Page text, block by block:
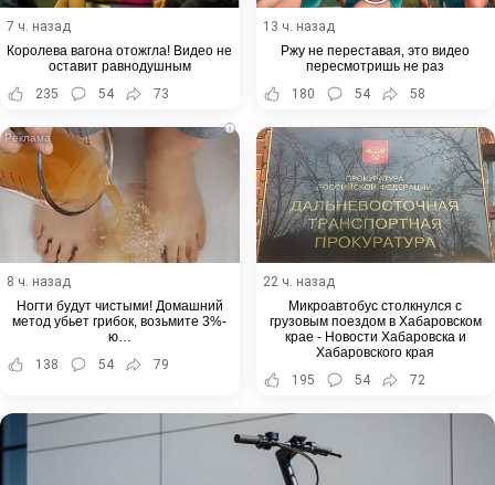
7 ч. назад
Королева вагона отожгла! Видео не
оставит равнодушным
235
54 73
13 ч. назад
Ржу не переставая, это видео
пересмотришь не раз
180
54 58
i
8 ч. назад
Ногти будут чистыми! Домашний
метод убьет грибок, возьмите 3%-
ю…
138
54 79
22 ч. назад
Микроавтобус столкнулся с
грузовым поездом в Хабаровском
крае - Новости Хабаровска и
Хабаровского края
195
54 72